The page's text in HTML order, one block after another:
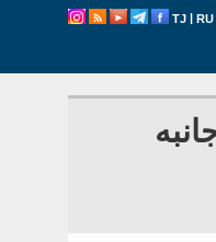
TJ | RU